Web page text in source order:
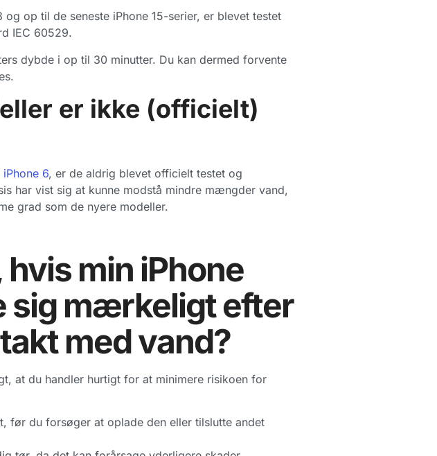
op til de seneste iPhone 15-serier, er blevet testet
IEC 60529.
dybde i op til 30 minutter. Du kan dermed forvente
er ikke (officielt)
iPhone 6, er de aldrig blevet officielt testet og
har vist sig at kunne modstå mindre mængder vand,
grad som de nyere modeller.
min iPhone
sig mærkeligt efter
med vand?
at du handler hurtigt for at minimere risikoen for
før du forsøger at oplade den eller tilslutte andet